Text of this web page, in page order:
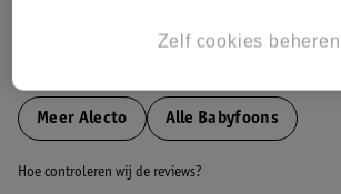
Meer Alecto Alle Babyfoons
Hoe controleren wij de reviews?
Zelf cookies beheren